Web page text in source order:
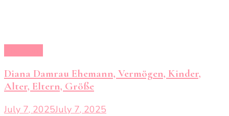
Diana Damrau Ehemann, Vermögen, Kinder,
Alter, Eltern, Größe
July 7, 2025July 7, 2025